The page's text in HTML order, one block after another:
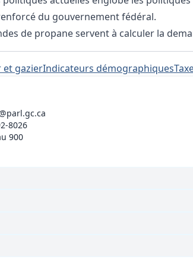
du gouvernement fédéral.
de propane servent à calculer la
et gazierIndicateurs démographiques
8026
900